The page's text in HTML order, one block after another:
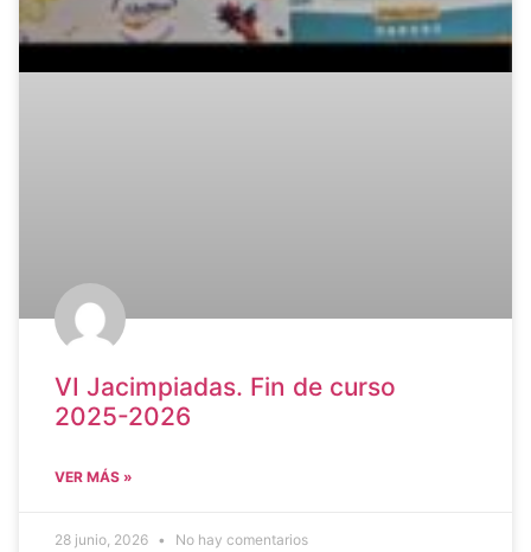
VI Jacimpiadas. Fin de curso
2025-2026
VER MÁS »
28 junio, 2026 No hay comentarios